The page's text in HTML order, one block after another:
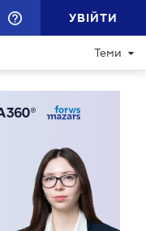
УВІЙТИ
Теми